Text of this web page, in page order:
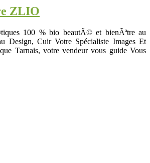
ZLIO
100 % bio beautÃ© et bienÃªtre au
Design, Cuir Votre Spécialiste Images Et
Tarnais, votre vendeur vous guide Vous